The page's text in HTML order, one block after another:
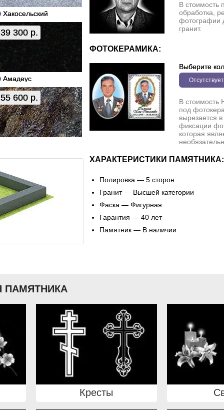
Хакосельский
39 300 р.
Амадеус
55 600 р.
В стоимость
обработка,
фотографии
гранит.
ФОТОКЕРАМИКА:
Выберите
Отсутствует
В стоимость
под
вырезается
фиксации
которая
ХАРАКТЕРИСТИКИ ПАМЯТНИКА:
Полировка — 5 сторон
Гранит — Высшей категории
Фаска — Фигурная
Гарантия — 40 лет
Памятник — В наличии
ПАМЯТНИКА
Кресты